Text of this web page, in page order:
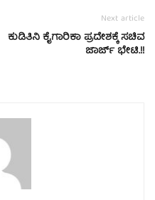
Next article
ಕುಡಿತಿನಿ ಕೈಗಾರಿಕಾ ಪ್ರದೇಶಕ್ಕೆ ಸಚಿವ
ಜಾರ್ಜ್ ಭೇಟಿ.!!